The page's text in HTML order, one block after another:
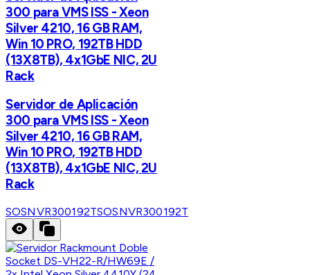
300 para VMS ISS - Xeon
Silver 4210, 16 GB RAM,
Win 10 PRO, 192TB HDD
(13X8TB), 4x1GbE NIC, 2U
Rack
Servidor de Aplicación
300 para VMS ISS - Xeon
Silver 4210, 16 GB RAM,
Win 10 PRO, 192TB HDD
(13X8TB), 4x1GbE NIC, 2U
Rack
SOSNVR300192TSOSNVR300192T